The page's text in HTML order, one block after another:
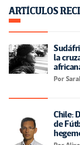
ARTÍCULOS
la
Por
Chile:
de